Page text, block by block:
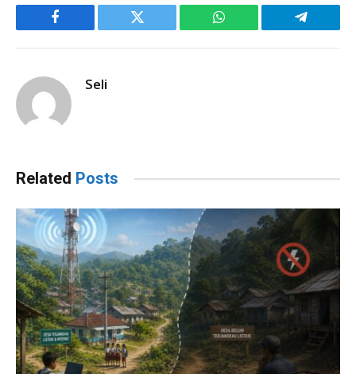
Facebook Twitter WhatsApp Telegram
Seli
Related Posts